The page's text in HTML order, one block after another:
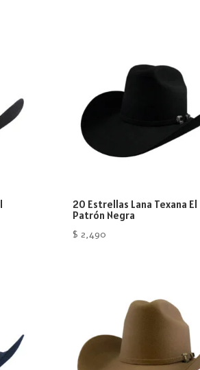
20 Estrellas Lana Texana El
Patrón Negra
$ 2,490